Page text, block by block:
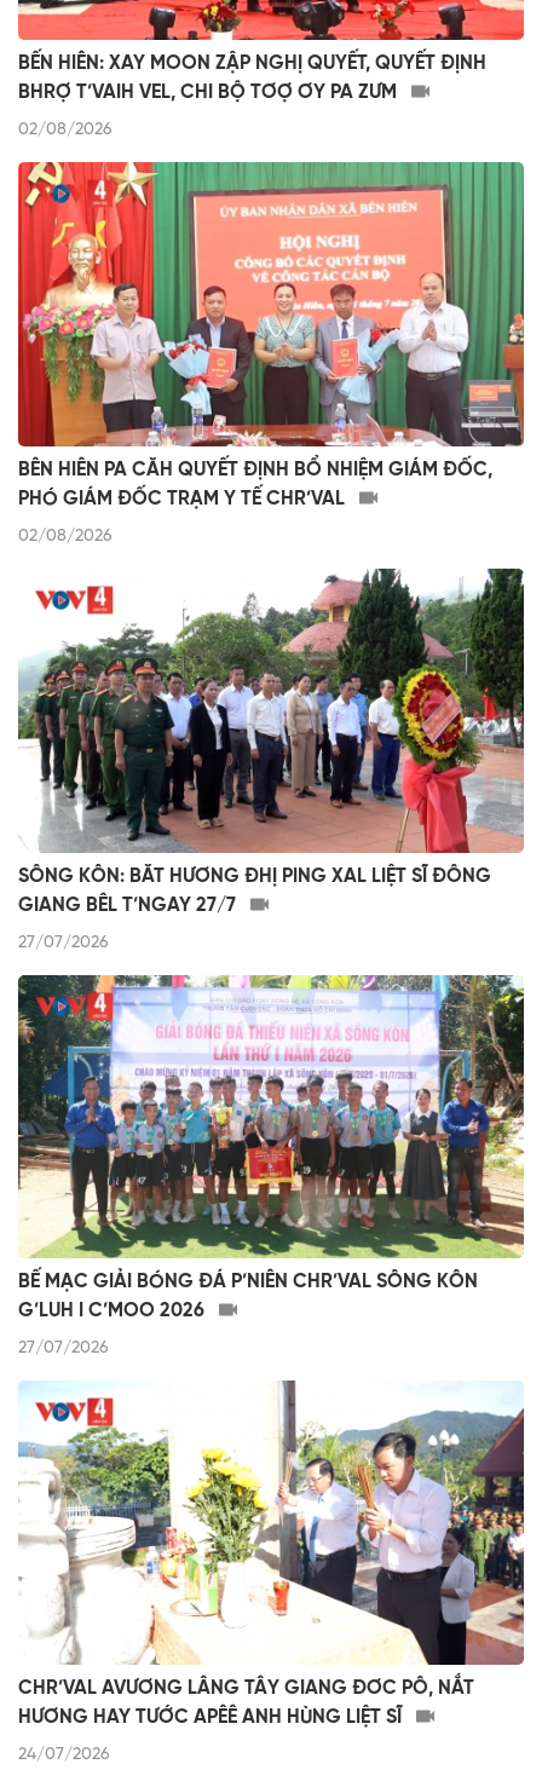
BẾN HIÊN: XAY MOON ZẬP NGHỊ QUYẾT, QUYẾT ĐỊNH
BHRỢ T’VAIH VEL, CHI BỘ TƠỢ ƠY PA ZƯM
02/08/2026
BÊN HIÊN PA CĂH QUYẾT ĐỊNH BỔ NHIỆM GIÁM ĐỐC,
PHÓ GIÁM ĐỐC TRẠM Y TẾ CHR’VAL
02/08/2026
SÔNG KÔN: BĂT HƯƠNG ĐHỊ PING XAL LIỆT SĨ ĐÔNG
GIANG BÊL T’NGAY 27/7
27/07/2026
BẾ MẠC GIẢI BÓNG ĐÁ P’NIÊN CHR’VAL SÔNG KÔN
G’LUH I C’MOO 2026
27/07/2026
CHR’VAL AVƯƠNG LÂNG TÂY GIANG ĐƠC PÔ, NẮT
HƯƠNG HAY TƯỚC APÊÊ ANH HÙNG LIỆT SĨ
24/07/2026